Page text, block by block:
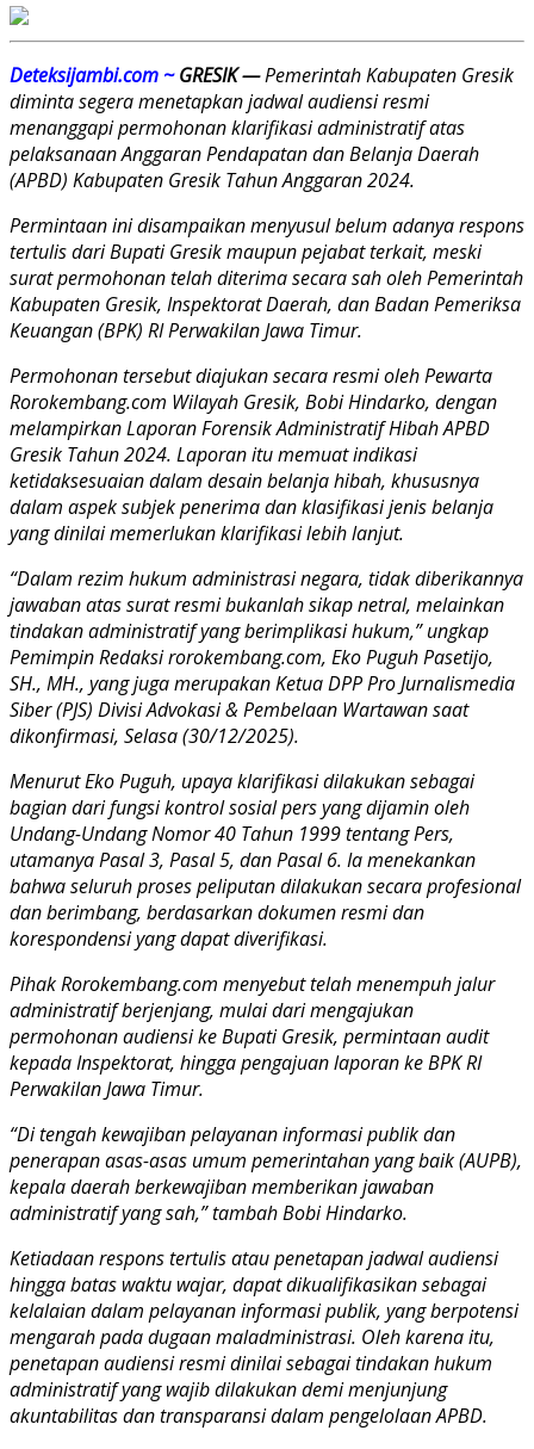
Deteksijambi.com ~ GRESIK —Pemerintah Kabupaten Gresik
diminta segera menetapkan jadwal audiensi resmi
menanggapi permohonan klarifikasi administratif atas
pelaksanaan Anggaran Pendapatan dan Belanja Daerah
(APBD) Kabupaten Gresik Tahun Anggaran 2024.
Permintaan ini disampaikan menyusul belum adanya respons
tertulis dari Bupati Gresik maupun pejabat terkait, meski
surat permohonan telah diterima secara sah oleh Pemerintah
Kabupaten Gresik, Inspektorat Daerah, dan Badan Pemeriksa
Keuangan (BPK) RI Perwakilan Jawa Timur.
Permohonan tersebut diajukan secara resmi oleh Pewarta
Rorokembang.com Wilayah Gresik, Bobi Hindarko, dengan
melampirkan Laporan Forensik Administratif Hibah APBD
Gresik Tahun 2024. Laporan itu memuat indikasi
ketidaksesuaian dalam desain belanja hibah, khususnya
dalam aspek subjek penerima dan klasifikasi jenis belanja
yang dinilai memerlukan klarifikasi lebih lanjut.
“Dalam rezim hukum administrasi negara, tidak diberikannya
jawaban atas surat resmi bukanlah sikap netral, melainkan
tindakan administratif yang berimplikasi hukum,” ungkap
Pemimpin Redaksi rorokembang.com, Eko Puguh Pasetijo,
SH., MH., yang juga merupakan Ketua DPP Pro Jurnalismedia
Siber (PJS) Divisi Advokasi & Pembelaan Wartawan saat
dikonfirmasi, Selasa (30/12/2025).
Menurut Eko Puguh, upaya klarifikasi dilakukan sebagai
bagian dari fungsi kontrol sosial pers yang dijamin oleh
Undang-Undang Nomor 40 Tahun 1999 tentang Pers,
utamanya Pasal 3, Pasal 5, dan Pasal 6. Ia menekankan
bahwa seluruh proses peliputan dilakukan secara profesional
dan berimbang, berdasarkan dokumen resmi dan
korespondensi yang dapat diverifikasi.
Pihak Rorokembang.com menyebut telah menempuh jalur
administratif berjenjang, mulai dari mengajukan
permohonan audiensi ke Bupati Gresik, permintaan audit
kepada Inspektorat, hingga pengajuan laporan ke BPK RI
Perwakilan Jawa Timur.
“Di tengah kewajiban pelayanan informasi publik dan
penerapan asas-asas umum pemerintahan yang baik (AUPB),
kepala daerah berkewajiban memberikan jawaban
administratif yang sah,” tambah Bobi Hindarko.
Ketiadaan respons tertulis atau penetapan jadwal audiensi
hingga batas waktu wajar, dapat dikualifikasikan sebagai
kelalaian dalam pelayanan informasi publik, yang berpotensi
mengarah pada dugaan maladministrasi. Oleh karena itu,
penetapan audiensi resmi dinilai sebagai tindakan hukum
administratif yang wajib dilakukan demi menjunjung
akuntabilitas dan transparansi dalam pengelolaan APBD.